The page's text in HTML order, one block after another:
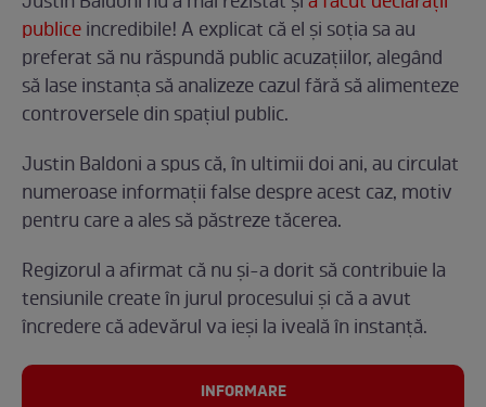
publiceincredibile! A explicat că el și soția sa au
preferat să nu răspundă public acuzațiilor, alegând
să lase instanța să analizeze cazul fără să alimenteze
controversele din spațiul public.
Justin Baldoni a spus că, în ultimii doi ani, au circulat
numeroase informații false despre acest caz, motiv
pentru care a ales să păstreze tăcerea.
Regizorul a afirmat că nu și-a dorit să contribuie la
tensiunile create în jurul procesului și că a avut
încredere că adevărul va ieși la iveală în instanță.
INFORMARE